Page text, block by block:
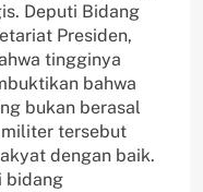
Deputi Bidang
Presiden,
tingginya
bahwa
bukan berasal
tersebut
dengan baik.
bidang